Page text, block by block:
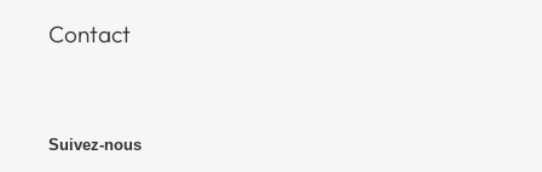
Contact
Suivez-nous